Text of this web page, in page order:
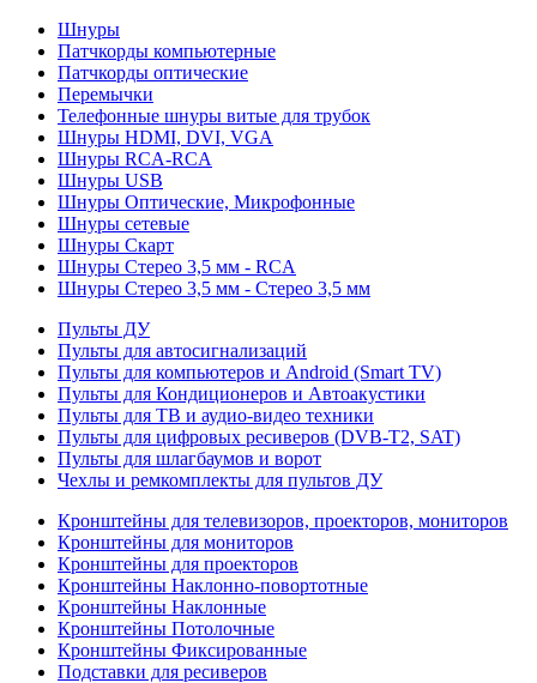
Шнуры
Патчкорды компьютерные
Патчкорды оптические
Перемычки
Телефонные шнуры витые для трубок
Шнуры HDMI, DVI, VGA
Шнуры RCA-RCA
Шнуры USB
Шнуры Оптические, Микрофонные
Шнуры сетевые
Шнуры Скарт
Шнуры Стерео 3,5 мм - RCA
Шнуры Стерео 3,5 мм - Стерео 3,5 мм
Пульты ДУ
Пульты для автосигнализаций
Пульты для компьютеров и Android (Smart TV)
Пульты для Кондиционеров и Автоакустики
Пульты для ТВ и аудио-видео техники
Пульты для цифровых ресиверов (DVB-T2, SAT)
Пульты для шлагбаумов и ворот
Чехлы и ремкомплекты для пультов ДУ
Кронштейны для телевизоров, проекторов, мониторов
Кронштейны для мониторов
Кронштейны для проекторов
Кронштейны Наклонно-повортотные
Кронштейны Наклонные
Кронштейны Потолочные
Кронштейны Фиксированные
Подставки для ресиверов